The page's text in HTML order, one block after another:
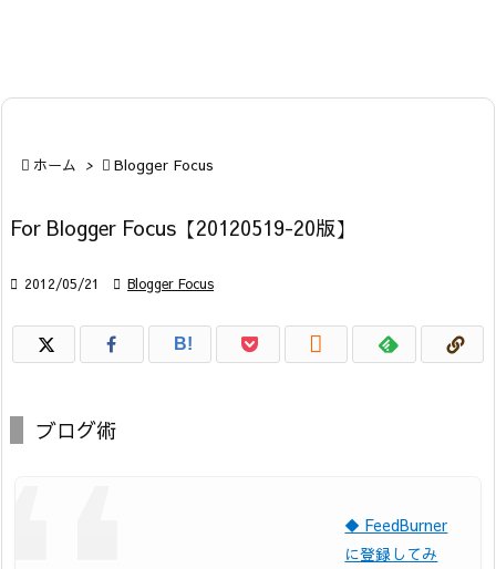
 ホーム >  Blogger Focus
For Blogger Focus【20120519-20版】
 2012/05/21  Blogger Focus
B! 
ブログ術
◆ FeedBurner
に登録してみ